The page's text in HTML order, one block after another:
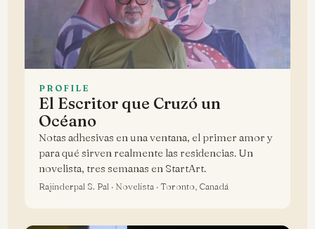
PROFILE
El Escritor que Cruzó un
Océano
Notas adhesivas en una ventana, el primer amor y
para qué sirven realmente las residencias. Un
novelista, tres semanas en StartArt.
Rajinderpal S. Pal · Novelista · Toronto, Canadá